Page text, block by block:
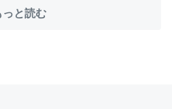
策中。あと、Googleマップで
っと読む